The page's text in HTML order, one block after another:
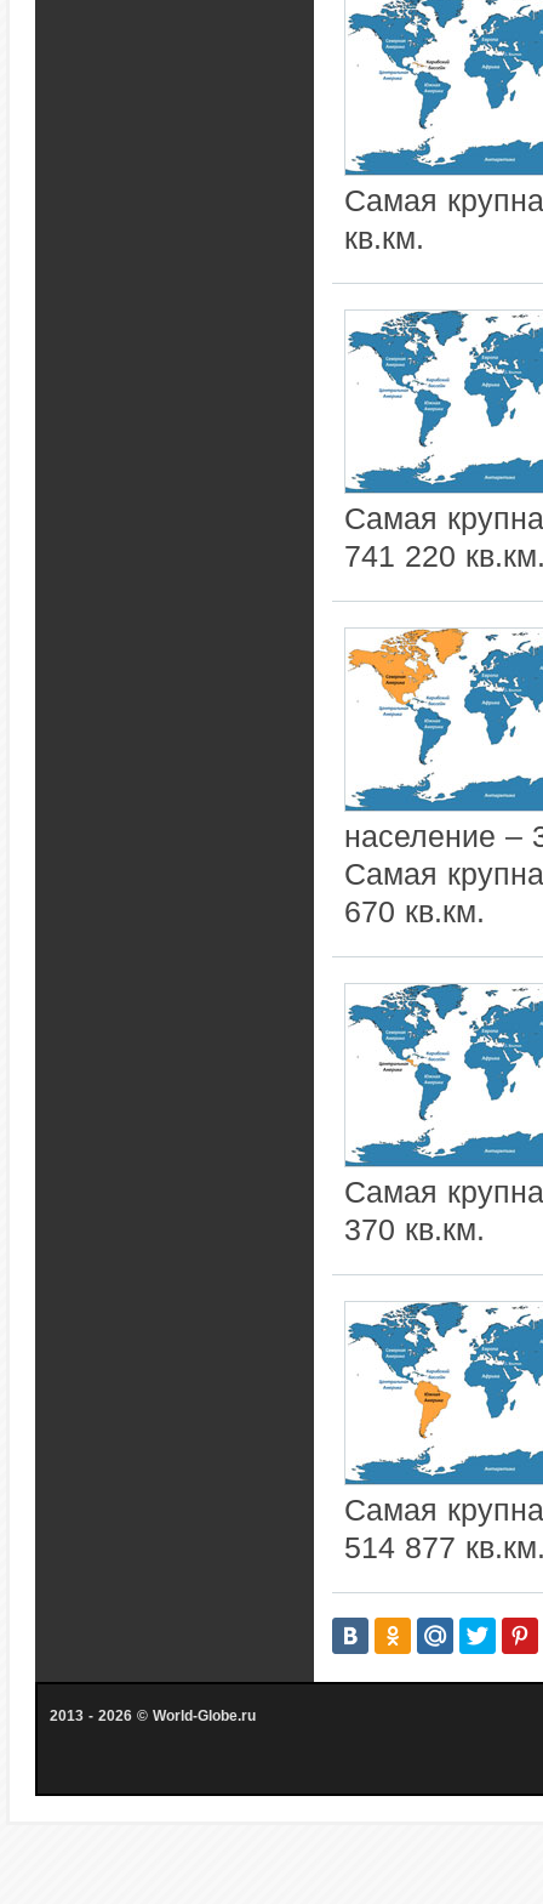
Самая
кв.км.
Самая
741 220
население –
Самая
670 кв.км.
Самая
370 кв.км.
Самая
514 877
2013 - 2026 © World-Globe.ru